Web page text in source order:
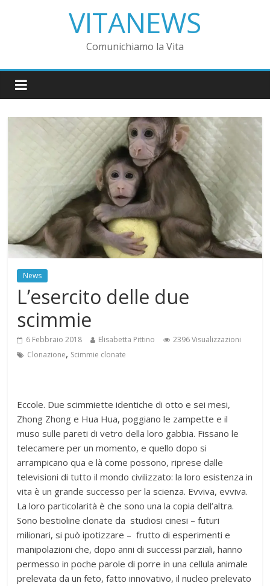
VITANEWS
Comunichiamo la Vita
News
L’esercito delle due
scimmie
6 Febbraio 2018 Elisabetta Pittino
2396 Visualizzazioni
Clonazione, Scimmie clonate
Eccole. Due scimmiette identiche di otto e sei mesi,
Zhong Zhong e Hua Hua, poggiano le zampette e il
muso sulle pareti di vetro della loro gabbia. Fissano le
telecamere per un momento, e quello dopo si
arrampicano qua e là come possono, riprese dalle
televisioni di tutto il mondo civilizzato: la loro esistenza in
vita è un grande successo per la scienza. Evviva, evviva.
La loro particolarità è che sono una la copia dell’altra.
Sono bestioline clonate da studiosi cinesi – futuri
milionari, si può ipotizzare – frutto di esperimenti e
manipolazioni che, dopo anni di successi parziali, hanno
permesso in poche parole di porre in una cellula animale
prelevata da un feto, fatto innovativo, il nucleo prelevato